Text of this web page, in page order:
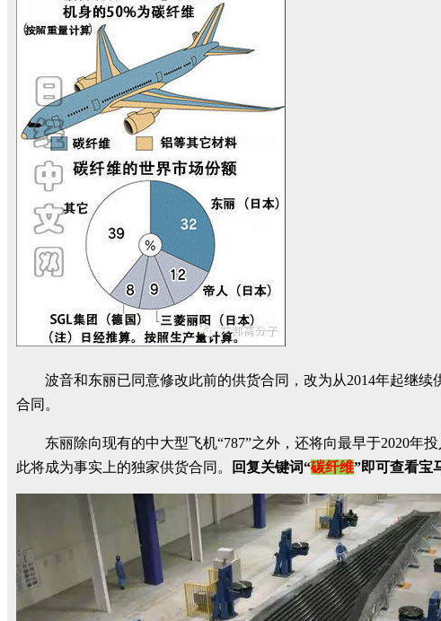
波音和东丽已同意修改此前的供货合同，改为从2014年起继续
合同。
东丽除向现有的中大型飞机“787”之外，还将向最早于2020年投
此将成为事实上的独家供货合同。
回复关键词“碳纤维”即可查看宝